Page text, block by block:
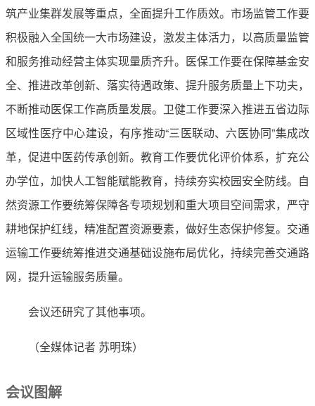
筑产业集群发展等重点，全面提升工作质效。市场监管工作要
积极融入全国统一大市场建设，激发主体活力，以高质量监管
和服务推动经营主体实现量质齐升。医保工作要在保障基金安
全、推进改革创新、落实待遇政策、提升服务质量上下功夫，
不断推动医保工作高质量发展。卫健工作要深入推进五省边际
区域性医疗中心建设，有序推动“三医联动、六医协同”集成改
革，促进中医药传承创新。教育工作要优化评价体系，扩充公
办学位，加快人工智能赋能教育，持续夯实校园安全防线。自
然资源工作要统筹保障各专项规划和重大项目空间需求，严守
耕地保护红线，精准配置资源要素，做好生态保护修复。交通
运输工作要统筹推进交通基础设施布局优化，持续完善交通路
网，提升运输服务质量。
会议还研究了其他事项。
（全媒体记者 苏明珠）
会议图解